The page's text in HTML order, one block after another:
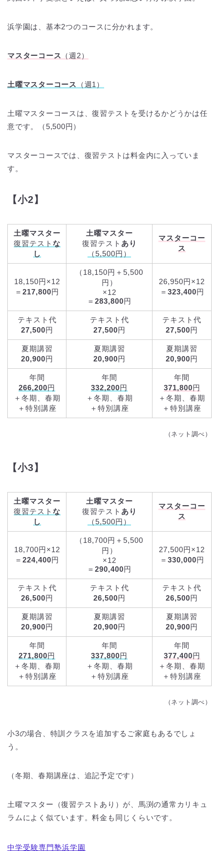
浜学園は、基本2つのコースに分かれます。
マスターコース （週2）
土曜マスターコース （週1）
土曜マスターコースは、復習テストを受けるかどうかは任
意です。（5,500円）
マスターコースでは、復習テストは料金内に入っていま
す。
【小2】
土曜マスター
復習テスト な
し
土曜マスター
復習テスト あり
（5,500円）
マスターコー
ス
18,150円×12
＝ 217,800円
（18,150円＋5,500
円）
×12
＝ 283,800円
26,950円×12
＝ 323,400円
テキスト代
27,500円
テキスト代
27,500円
テキスト代
27,500円
夏期講習
20,900円
夏期講習
20,900円
夏期講習
20,900円
年間
266,200円
＋冬期、春期
＋特別講座
年間
332,200円
＋冬期、春期
＋特別講座
年間
371,800円
＋冬期、春期
＋特別講座
（ネット調べ）
【小3】
土曜マスター
復習テスト な
し
土曜マスター
復習テスト あり
（5,500円）
マスターコー
ス
18,700円×12
＝ 224,400円
（18,700円＋5,500
円）
×12
＝ 290,400円
27,500円×12
＝ 330,000円
テキスト代
26,500円
テキスト代
26,500円
テキスト代
26,500円
夏期講習
20,900円
夏期講習
20,900円
夏期講習
20,900円
年間
271,800円
＋冬期、春期
＋特別講座
年間
337,800円
＋冬期、春期
＋特別講座
年間
377,400円
＋冬期、春期
＋特別講座
（ネット調べ）
小3の場合、特訓クラスを追加するご家庭もあるでしょ
う。
（冬期、春期講座は、追記予定です）
土曜マスター（復習テストあり）が、馬渕の通常カリキュ
ラムによく似ています。料金も同じくらいです。
中学受験専門塾浜学園